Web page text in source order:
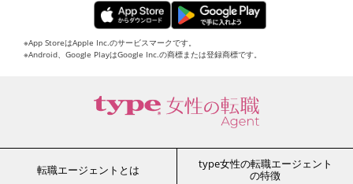
※App StoreはApple Inc.のサービスマークです。
※Android、Google PlayはGoogle Inc.の商標または登録商標です。
転職エージェントとは
type女性の転職エージェント
の特徴